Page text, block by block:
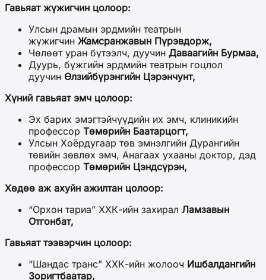
Гавьяат жүжигчин цолоор:
Улсын драмын эрдмийн театрын
жүжигчин Жамсранжавын Пүрэвдорж,
Чөлөөт уран бүтээлч, дуучин Даваагийн Бурмаа,
Дуурь, бүжгийн эрдмийн театрын гоцлол
дуучин Өлзийбүрэнгийн Цэрэнчунт,
Хүний гавьяат эмч цолоор:
Эх барих эмэгтэйчүүдийн их эмч, клиникийн
профессор Төмөрийн Баатарцогт,
Улсын Хоёрдугаар төв эмнэлгийн Дурангийн
төвийн зөвлөх эмч, Анагаах ухааны доктор, дэд
профессор Төмөрийн Цэндсүрэн,
Хөдөө аж ахуйн ажилтан цолоор:
“Орхон тариа” ХХК-ийн захирал Ламзавын
Отгонбат,
Гавьяат тээвэрчин цолоор:
“Шандас транс” ХХК-ийн жолооч Ишбалдангийн
Зоригтбаатар,